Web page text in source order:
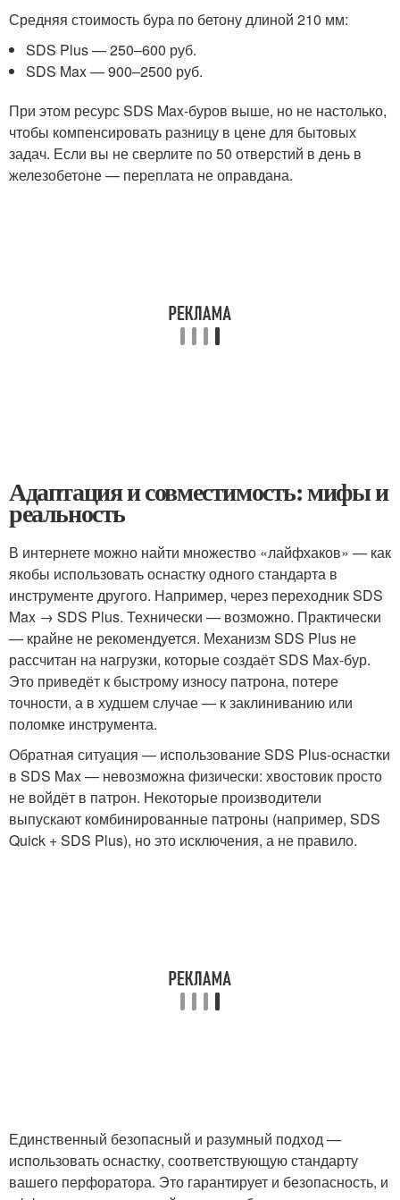
Средняя стоимость бура по бетону длиной 210 мм:
SDS Plus — 250–600 руб.
SDS Max — 900–2500 руб.
При этом ресурс SDS Max-буров выше, но не настолько,
чтобы компенсировать разницу в цене для бытовых
задач. Если вы не сверлите по 50 отверстий в день в
железобетоне — переплата не оправдана.
Адаптация и совместимость: мифы и
реальность
В интернете можно найти множество «лайфхаков» — как
якобы использовать оснастку одного стандарта в
инструменте другого. Например, через переходник SDS
Max → SDS Plus. Технически — возможно. Практически
— крайне не рекомендуется. Механизм SDS Plus не
рассчитан на нагрузки, которые создаёт SDS Max-бур.
Это приведёт к быстрому износу патрона, потере
точности, а в худшем случае — к заклиниванию или
поломке инструмента.
Обратная ситуация — использование SDS Plus-оснастки
в SDS Max — невозможна физически: хвостовик просто
не войдёт в патрон. Некоторые производители
выпускают комбинированные патроны (например, SDS
Quick + SDS Plus), но это исключения, а не правило.
Единственный безопасный и разумный подход —
использовать оснастку, соответствующую стандарту
вашего перфоратора. Это гарантирует и безопасность, и